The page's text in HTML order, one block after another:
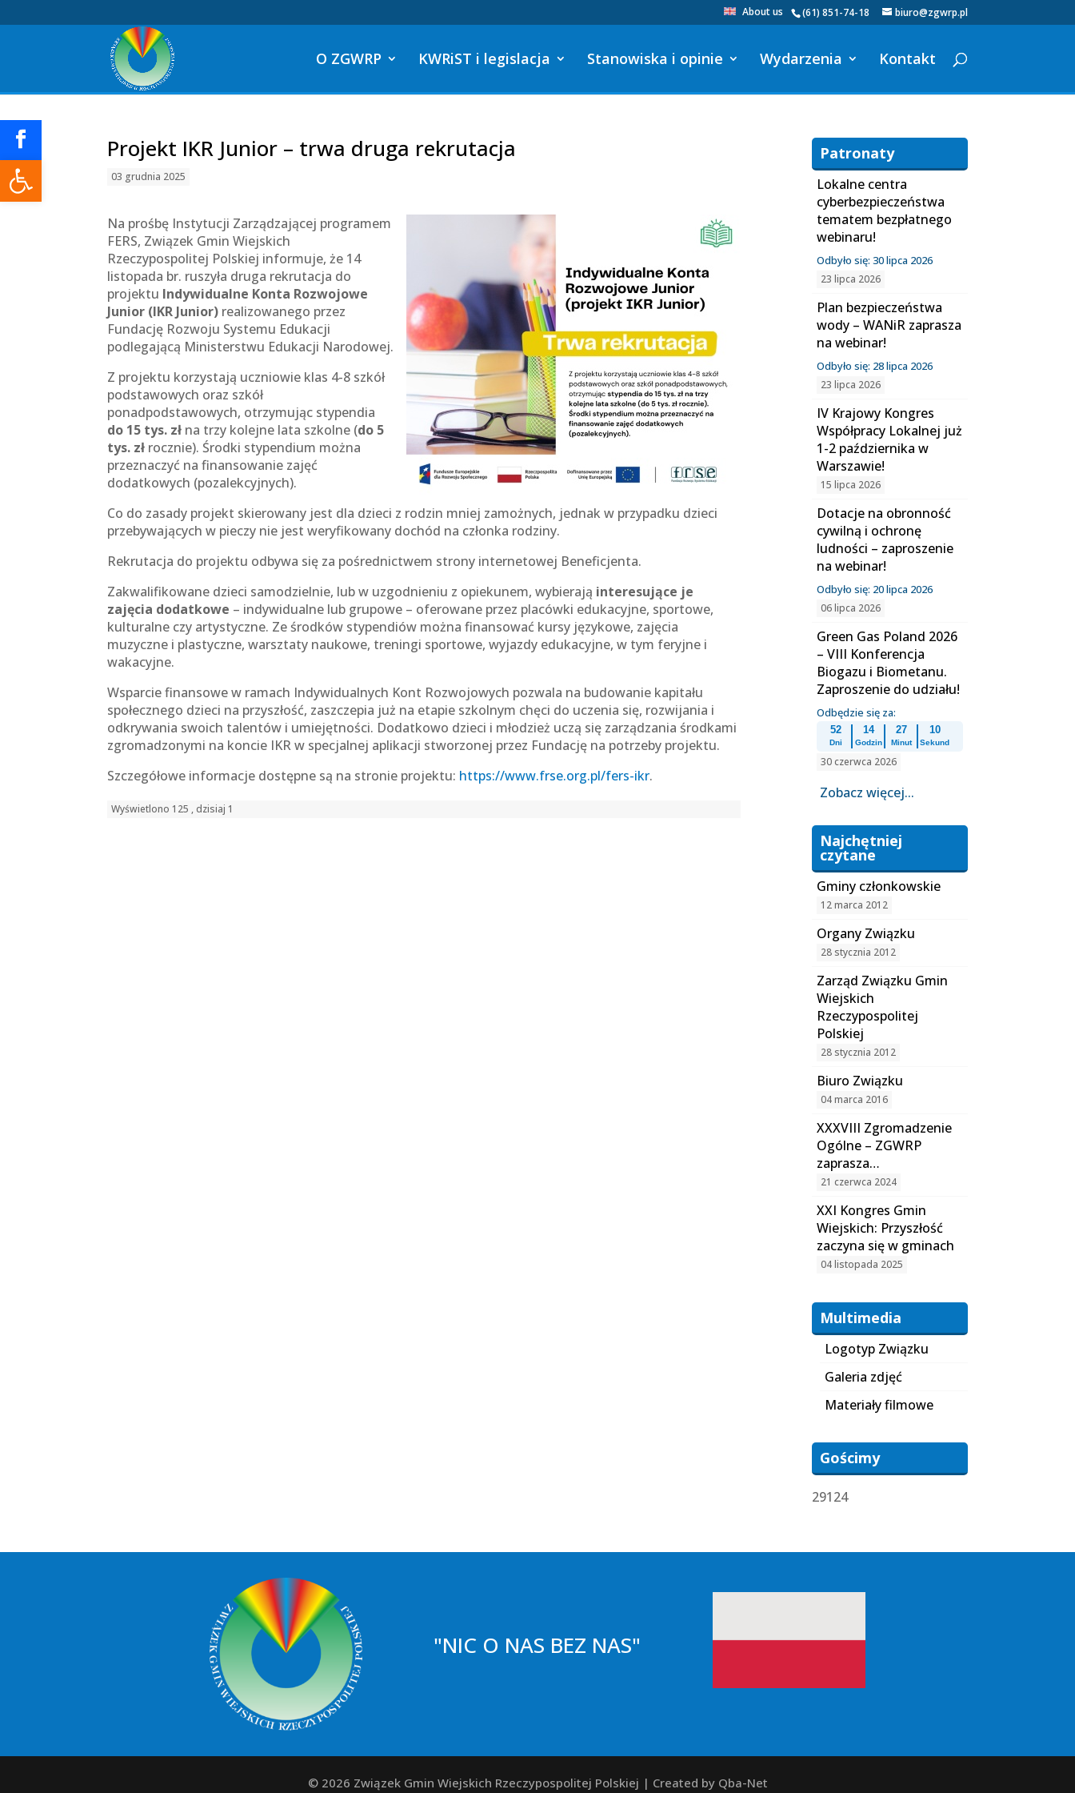
Otwórz pasek narzędzi
(61) 851-74-18 biuro@zgwrp.pl
About us
O ZGWRP KWRiST i legislacja Stanowiska i opinie Wydarzenia Kontakt
Projekt IKR Junior – trwa druga rekrutacja
03 grudnia 2025
Na prośbę Instytucji Zarządzającej programem
FERS, Związek Gmin Wiejskich
Rzeczypospolitej Polskiej informuje, że 14
listopada br. ruszyła druga rekrutacja do
projektu Indywidualne Konta Rozwojowe
Junior (IKR Junior) realizowanego przez
Fundację Rozwoju Systemu Edukacji
podlegającą Ministerstwu Edukacji Narodowej.
Z projektu korzystają uczniowie klas 4-8 szkół
podstawowych oraz szkół
ponadpodstawowych, otrzymując stypendia
do 15 tys. zł na trzy kolejne lata szkolne (do 5
tys. zł rocznie). Środki stypendium można
przeznaczyć na finansowanie zajęć
dodatkowych (pozalekcyjnych).
Co do zasady projekt skierowany jest dla dzieci z rodzin mniej zamożnych, jednak w przypadku dzieci
przebywających w pieczy nie jest weryfikowany dochód na członka rodziny.
Rekrutacja do projektu odbywa się za pośrednictwem strony internetowej Beneficjenta.
Zakwalifikowane dzieci samodzielnie, lub w uzgodnieniu z opiekunem, wybierają interesujące je
zajęcia dodatkowe – indywidualne lub grupowe – oferowane przez placówki edukacyjne, sportowe,
kulturalne czy artystyczne. Ze środków stypendiów można finansować kursy językowe, zajęcia
muzyczne i plastyczne, warsztaty naukowe, treningi sportowe, wyjazdy edukacyjne, w tym feryjne i
wakacyjne.
Wsparcie finansowe w ramach Indywidualnych Kont Rozwojowych pozwala na budowanie kapitału
społecznego dzieci na przyszłość, zaszczepia już na etapie szkolnym chęci do uczenia się, rozwijania i
odkrywania swoich talentów i umiejętności. Dodatkowo dzieci i młodzież uczą się zarządzania środkami
zgromadzonymi na koncie IKR w specjalnej aplikacji stworzonej przez Fundację na potrzeby projektu.
Szczegółowe informacje dostępne są na stronie projektu: https://www.frse.org.pl/fers-ikr.
Wyświetlono 125 , dzisiaj 1
Patronaty
Lokalne centra
cyberbezpieczeństwa
tematem bezpłatnego
webinaru!
Odbyło się: 30 lipca 2026
23 lipca 2026
Plan bezpieczeństwa
wody – WANiR zaprasza
na webinar!
Odbyło się: 28 lipca 2026
23 lipca 2026
IV Krajowy Kongres
Współpracy Lokalnej już
1-2 października w
Warszawie!
15 lipca 2026
Dotacje na obronność
cywilną i ochronę
ludności – zaproszenie
na webinar!
Odbyło się: 20 lipca 2026
06 lipca 2026
Green Gas Poland 2026
– VIII Konferencja
Biogazu i Biometanu.
Zaproszenie do udziału!
Odbędzie się za:
52
Dni
14
Godzin
27
Minut
10
Sekund
30 czerwca 2026
Zobacz więcej...
Najchętniej
czytane
Gminy członkowskie
12 marca 2012
Organy Związku
28 stycznia 2012
Zarząd Związku Gmin
Wiejskich
Rzeczypospolitej
Polskiej
28 stycznia 2012
Biuro Związku
04 marca 2016
XXXVIII Zgromadzenie
Ogólne – ZGWRP
zaprasza…
21 czerwca 2024
XXI Kongres Gmin
Wiejskich: Przyszłość
zaczyna się w gminach
04 listopada 2025
Multimedia
Logotyp Związku
Galeria zdjęć
Materiały filmowe
Gościmy
29124
"NIC O NAS BEZ NAS"
© 2026 Związek Gmin Wiejskich Rzeczypospolitej Polskiej | Created by Qba-Net